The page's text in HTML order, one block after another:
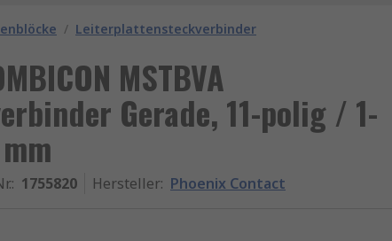
/ Leiterplattensteckverbinder
MSTBVA
Gerade, 11-polig / 1-
: 1755820 Hersteller: Phoenix Contact